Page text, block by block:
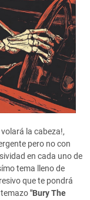
la cabeza!,
pero no con
en cada uno de
tema lleno de
que te pondrá
"Bury The